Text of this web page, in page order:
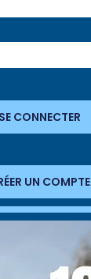
SE CONNECTER
UN COMPTE